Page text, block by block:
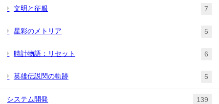
文明と征服 7
星彩のメトリア 5
時計物語：リセット 6
英雄伝説閃の軌跡 5
システム開発 139